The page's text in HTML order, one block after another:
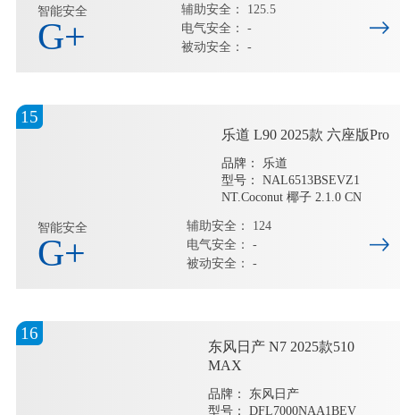
智能安全
G+
辅助安全： 125.5
电气安全： -
被动安全： -
15
乐道 L90 2025款 六座版Pro
品牌： 乐道
型号： NAL6513BSEVZ1
NT.Coconut 椰子 2.1.0 CN
智能安全
G+
辅助安全： 124
电气安全： -
被动安全： -
16
东风日产 N7 2025款510
MAX
品牌： 东风日产
型号： DFL7000NAA1BEV